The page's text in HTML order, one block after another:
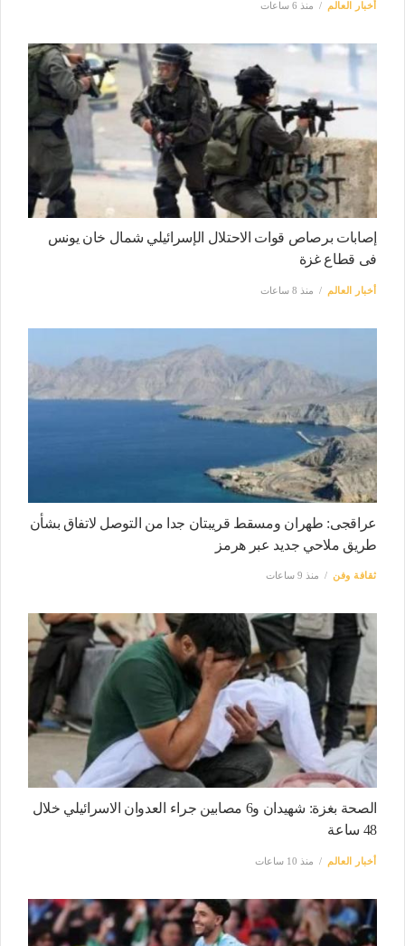
أخبار العالم منذ 6 ساعات
إصابات برصاص قوات الاحتلال الإسرائيلي شمال خان يونس
فى قطاع غزة
أخبار العالم منذ 8 ساعات
عراقجى: طهران ومسقط قريبتان جدا من التوصل لاتفاق بشأن
طريق ملاحي جديد عبر هرمز
ثقافة وفن منذ 9 ساعات
الصحة بغزة: شهيدان و6 مصابين جراء العدوان الاسرائيلي خلال
48 ساعة
أخبار العالم منذ 10 ساعات